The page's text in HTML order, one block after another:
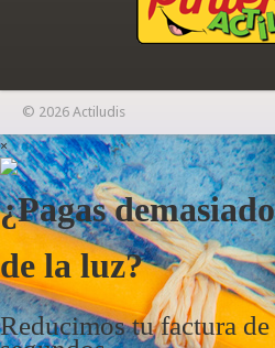
© 2026 Actiludis
×
¿Pagas
de la luz?
Reducimos tu factura